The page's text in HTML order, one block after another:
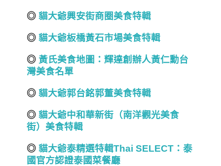
◎ 貓大爺興安街商圈美食特輯
◎ 貓大爺板橋黃石市場美食特輯
◎ 黃氏美食地圖：輝達創辦人黃仁勳台
灣美食名單
◎ 貓大爺郭台銘郭董美食特輯
◎ 貓大爺中和華新街（南洋觀光美食
街）美食特輯
◎ 貓大爺泰精選特輯Thai SELECT ： 泰
國官方認證泰國菜餐廳